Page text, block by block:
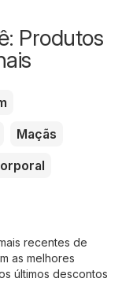
Produtos
Maçãs
recentes de
as melhores
últimos descontos